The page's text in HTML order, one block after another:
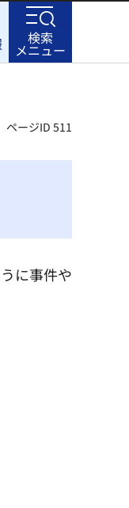
検索
メニュー
ページID 511
に事件や